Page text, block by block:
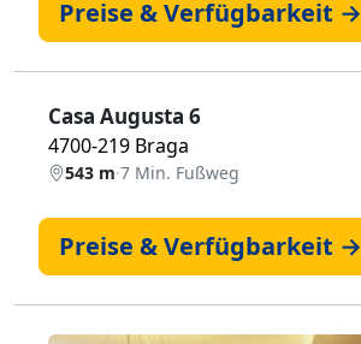
Preise & Verfügbarkeit →
Casa Augusta 6
4700-219 Braga
543 m·7 Min. Fußweg
Preise & Verfügbarkeit →